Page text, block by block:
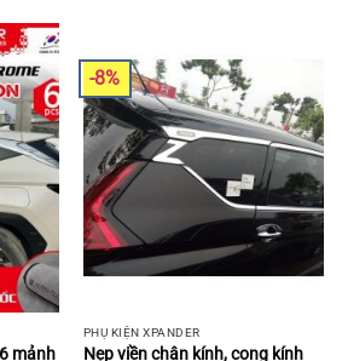
mảnh
-8%
PHỤ KIỆN XPANDER
Nẹp viền chân kính, cong kính